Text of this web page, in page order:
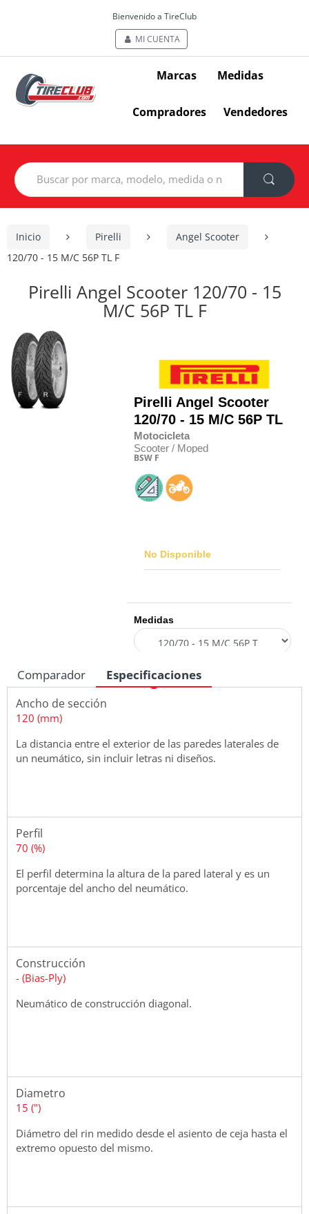
Bienvenido a TireClub
MI CUENTA
Marcas Medidas
Compradores Vendedores
Search
for:
Inicio Pirelli
Angel Scooter
120/70 - 15 M/C 56P TL F
Pirelli Angel Scooter 120/70 - 15
M/C 56P TL F
Pirelli Angel Scooter
120/70 - 15 M/C 56P TL
Motocicleta
Scooter / Moped
BSW F
No Disponible
Medidas
Comparador Especificaciones
Ancho de sección
120 (mm)
La distancia entre el exterior de las paredes laterales de
un neumático, sin incluir letras ni diseños.
Perfil
70 (%)
El perfil determina la altura de la pared lateral y es un
porcentaje del ancho del neumático.
Construcción
- (Bias-Ply)
Neumático de construcción diagonal.
Diametro
15 (")
Diámetro del rin medido desde el asiento de ceja hasta el
extremo opuesto del mismo.